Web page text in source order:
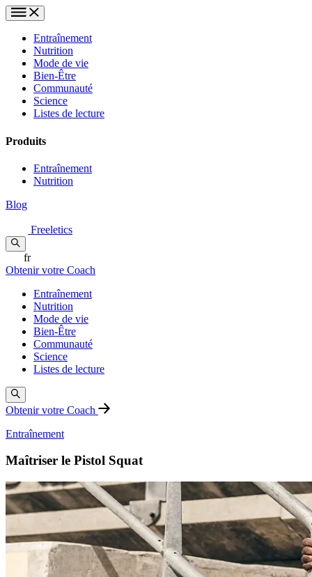
Entraînement
Nutrition
Mode de vie
Bien-Être
Communauté
Science
Listes de lecture
Produits
Entraînement
Nutrition
Blog
Freeletics
fr
Obtenir votre Coach
Entraînement
Nutrition
Mode de vie
Bien-Être
Communauté
Science
Listes de lecture
Obtenir votre Coach
Entraînement
Maîtriser le Pistol Squat